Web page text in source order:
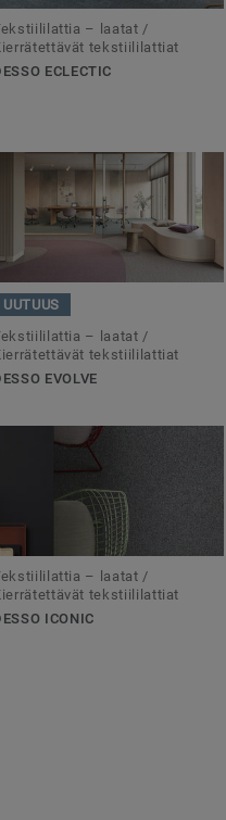
– laatat /
tekstiililattiat
ECLECTIC
UUTUUS
– laatat /
tekstiililattiat
EVOLVE
– laatat /
tekstiililattiat
ICONIC